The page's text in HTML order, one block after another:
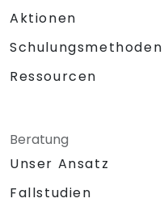
Aktionen
Schulungsmethoden
Ressourcen
Beratung
Unser Ansatz
Fallstudien